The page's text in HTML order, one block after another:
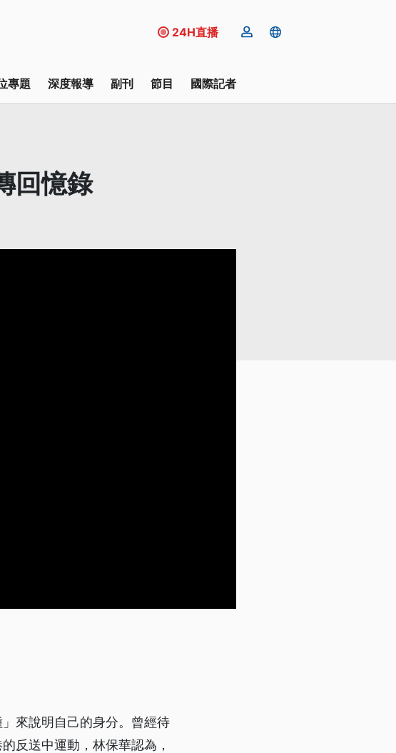
24H直播
專題 深度報導 副刊 節目 國際記者
回憶錄
來說明自己的身分。曾經待
反送中運動，林保華認為，